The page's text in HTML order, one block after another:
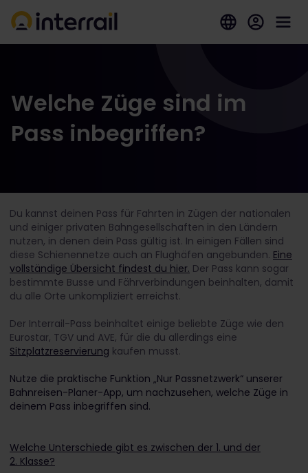
Welche Züge sind im
Pass inbegriffen?
Du kannst deinen Pass für Fahrten in Zügen der nationalen
und einiger privaten Bahngesellschaften in den Ländern
nutzen, in denen dein Pass gültig ist. In einigen Fällen sind
diese Schienennetze auch an Flughäfen angebunden. Eine
vollständige Übersicht findest du hier. Der Pass kann sogar
bestimmte Busse und Fährverbindungen beinhalten, damit
du alle Orte unkompliziert erreichst.
Der Interrail-Pass beinhaltet einige beliebte Züge wie den
Eurostar, TGV und AVE, für die du allerdings eine
Sitzplatzreservierung kaufen musst.
Nutze die praktische Funktion „Nur Passnetzwerk“ unserer
Bahnreisen-Planer-App, um nachzusehen, welche Züge in
deinem Pass inbegriffen sind.
Welche Unterschiede gibt es zwischen der 1. und der
2. Klasse?